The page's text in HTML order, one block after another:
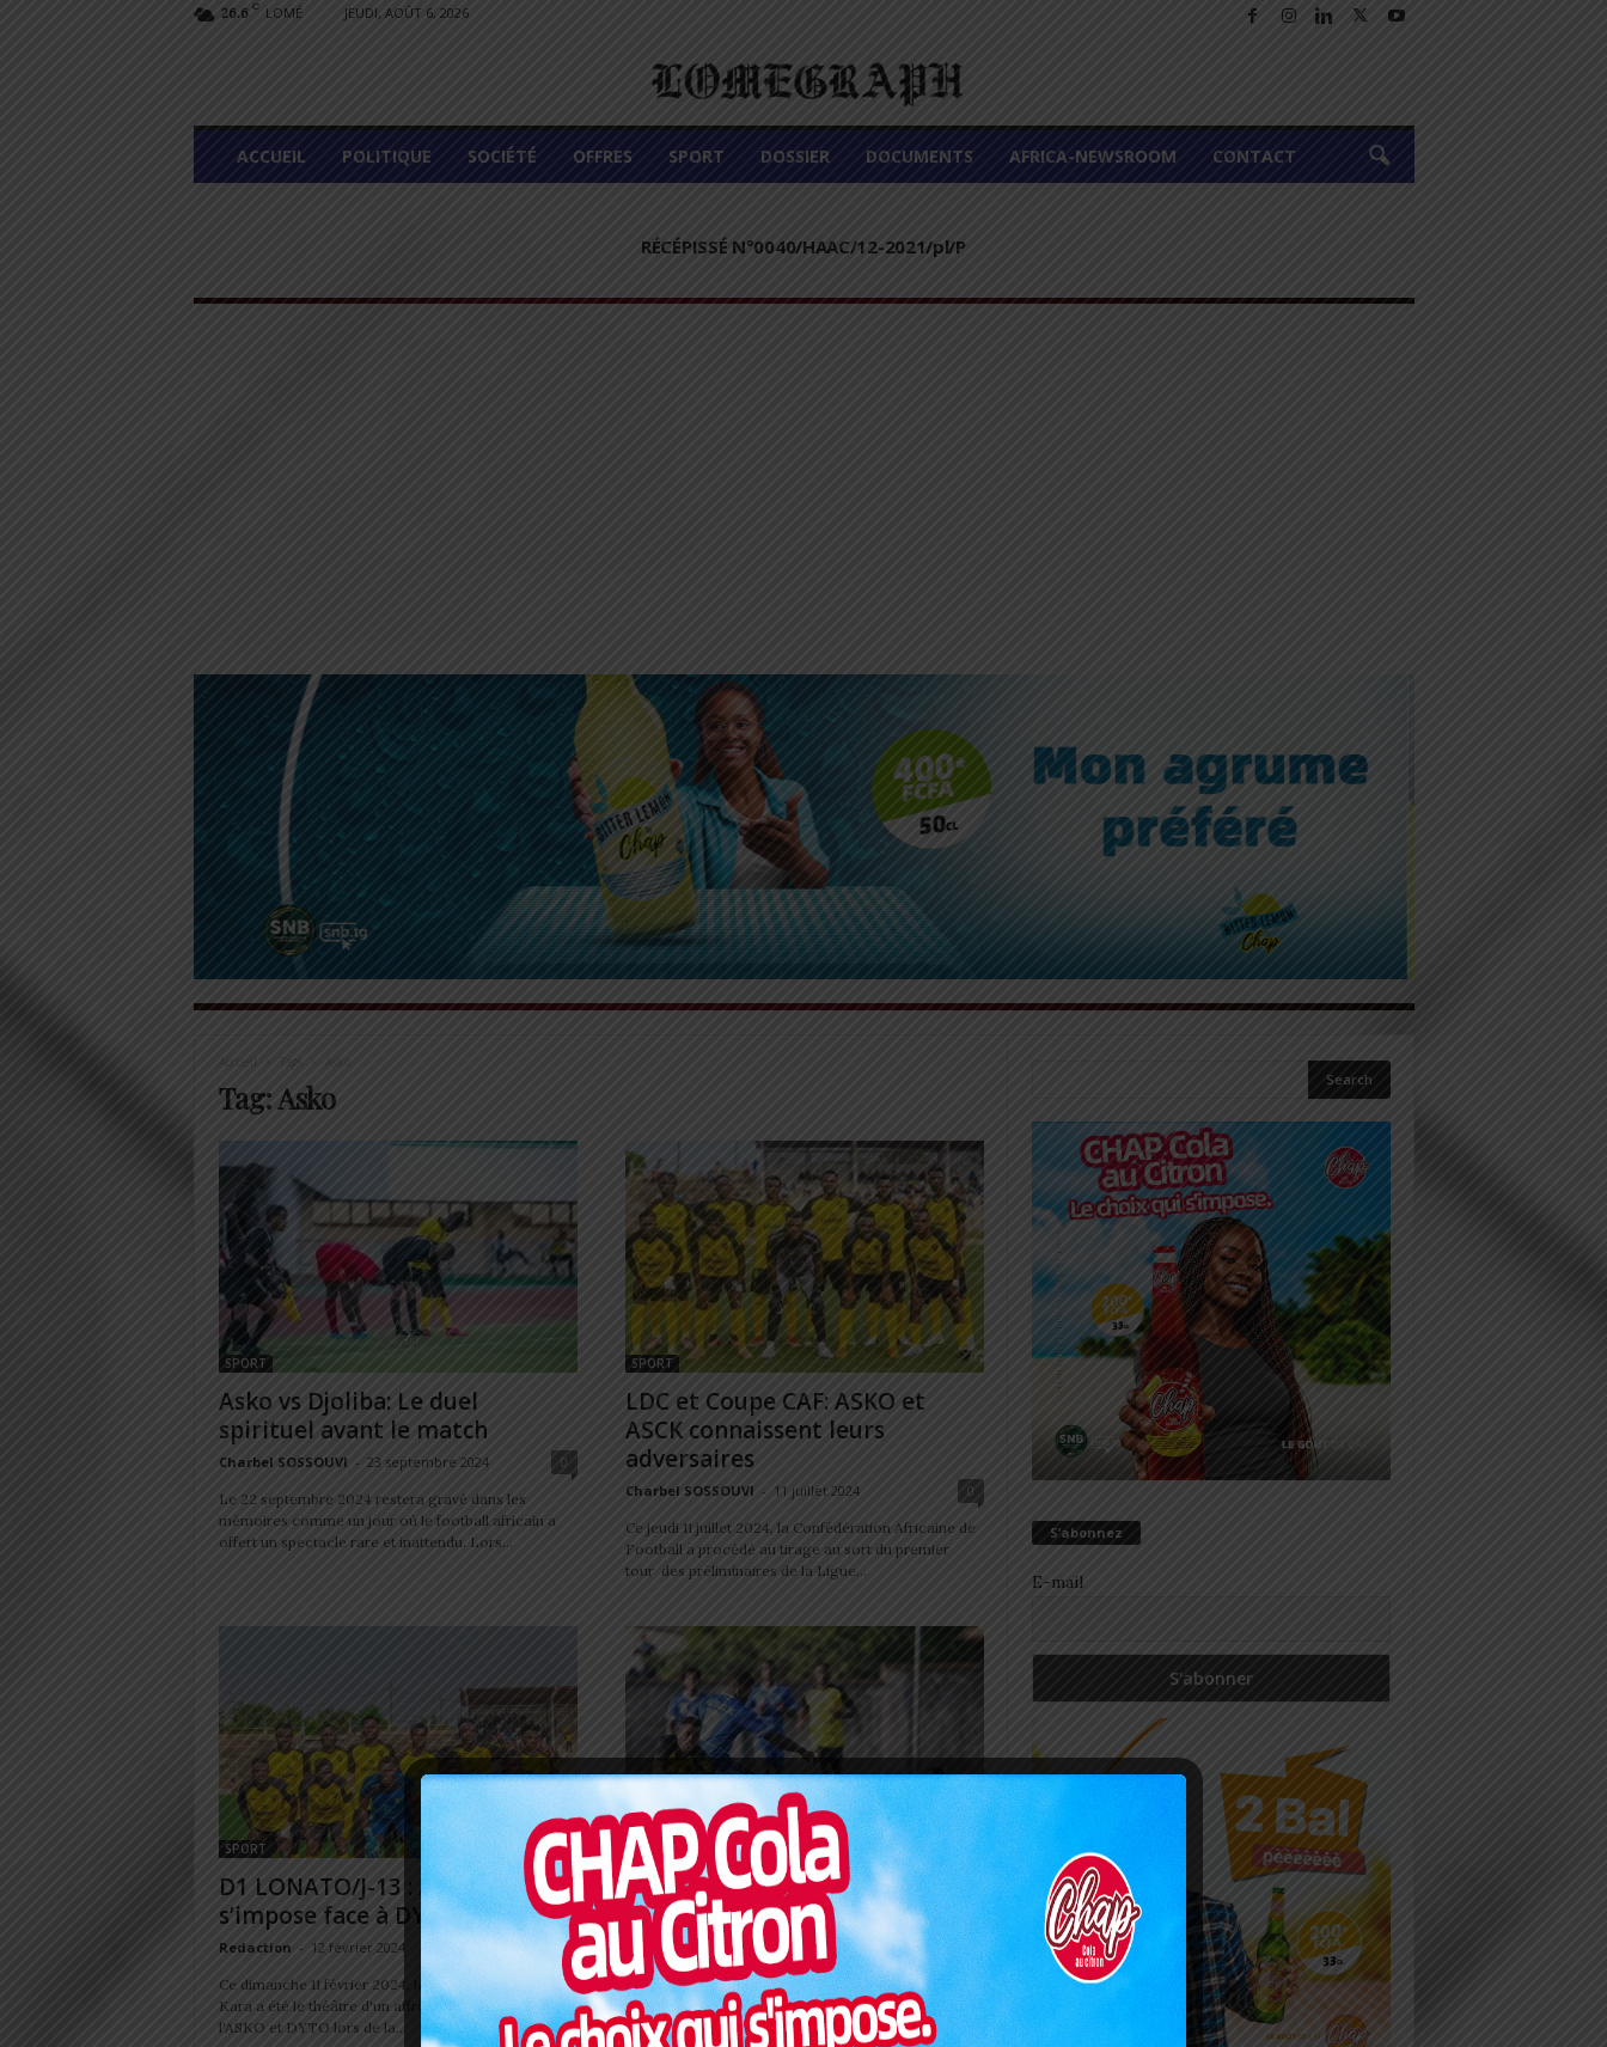
26.6 C LOMÉ JEUDI, AOÛT 6, 2026
L
M
ACCUEIL POLITIQUE SOCIÉTÉ OFFRES SPORT DOSSIER DOCUMENTS AFRICA-NEWSROOM CONTACT
RÉCÉPISSÉ N°0040/HAAC/12-2021/pl/P
Accueil Tags Asko
Tag: Asko
SPORT
Asko vs Djoliba: Le duel
spirituel avant le match
Charbel SOSSOUVI - 23 septembre 2024 0
Le 22 septembre 2024 restera gravé dans les
mémoires comme un jour où le football africain a
offert un spectacle rare et inattendu. Lors...
SPORT
LDC et Coupe CAF: ASKO et
ASCK connaissent leurs
adversaires
Charbel SOSSOUVI - 11 juillet 2024 0
Ce jeudi 11 juillet 2024, la Confédération Africaine de
Football a procédé au tirage au sort du premier
tour des préliminaires de la Ligue...
SPORT
D1 LONATO/J-13 : ASKO
s’impose face à DYTO
Redaction - 12 février 2024 0
Ce dimanche 11 février 2024, le stade municipal de
Kara a été le théâtre d'un affrontement épique entre
l'ASKO et DYTO lors de la...
SPORT
D1 Lonato / J6 : le derby de la
Kozah conclu...
Redaction - 4 décembre 2023
Pour le compte de la 6ème journée du championnat
D1 Lonato, le terrain municipal de Kara a servi de
cadre le dimanche 03 décembre...
S’abonnez
E-mail